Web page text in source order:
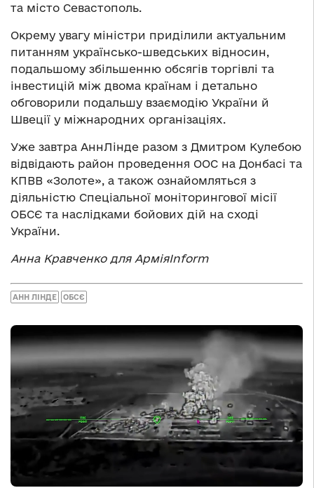
та місто Севастополь.
Окрему увагу міністри приділили актуальним
питанням українсько-шведських відносин,
подальшому збільшенню обсягів торгівлі та
інвестицій між двома країнам і детально
обговорили подальшу взаємодію України й
Швеції у міжнародних організаціях.
Уже завтра АннЛінде разом з Дмитром Кулебою
відвідають район проведення ООС на Донбасі та
КПВВ «Золоте», а також ознайомляться з
діяльністю Спеціальної моніторингової місії
ОБСЄ та наслідками бойових дій на сході
України.
Анна Кравченко для АрміяInform
АНН ЛІНДЕ ОБСЄ